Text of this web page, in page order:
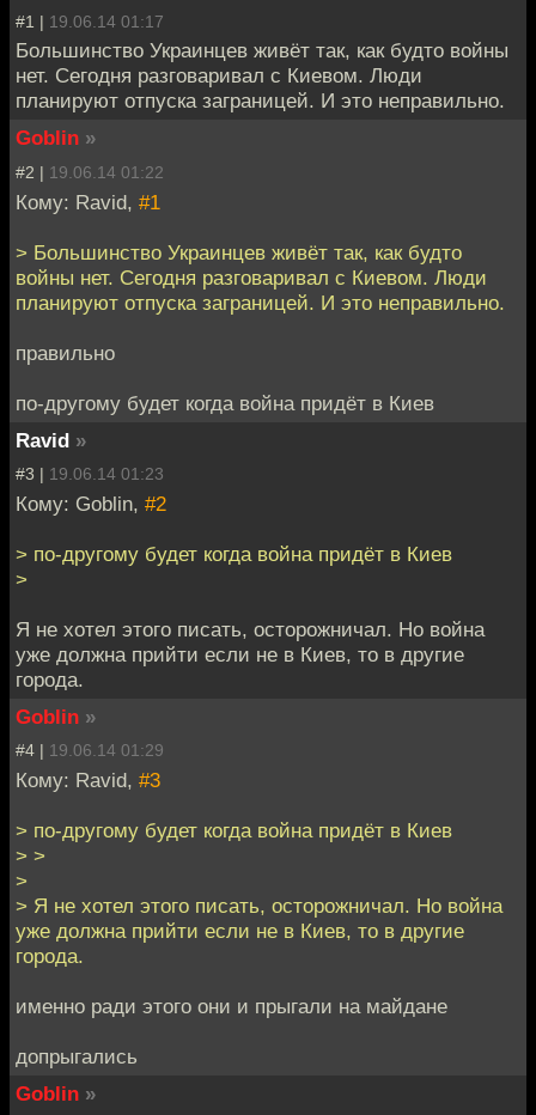
#1 | 19.06.14 01:17
Большинство Украинцев живёт так, как будто войны
нет. Сегодня разговаривал с Киевом. Люди
планируют отпуска заграницей. И это неправильно.
Goblin »
#2 | 19.06.14 01:22
Кому: Ravid, #1
> Большинство Украинцев живёт так, как будто
войны нет. Сегодня разговаривал с Киевом. Люди
планируют отпуска заграницей. И это неправильно.
правильно
по-другому будет когда война придёт в Киев
Ravid »
#3 | 19.06.14 01:23
Кому: Goblin, #2
> по-другому будет когда война придёт в Киев
>
Я не хотел этого писать, осторожничал. Но война
уже должна прийти если не в Киев, то в другие
города.
Goblin »
#4 | 19.06.14 01:29
Кому: Ravid, #3
> по-другому будет когда война придёт в Киев
> >
>
> Я не хотел этого писать, осторожничал. Но война
уже должна прийти если не в Киев, то в другие
города.
именно ради этого они и прыгали на майдане
допрыгались
Goblin »